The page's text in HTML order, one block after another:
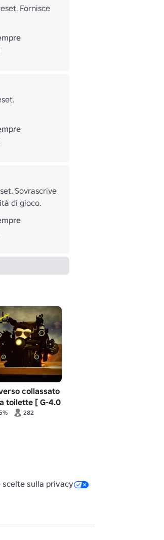
Fornisce
Sovrascrive
di gioco.
collassato
toilette [ G-4.0
282
scelte sulla privacy